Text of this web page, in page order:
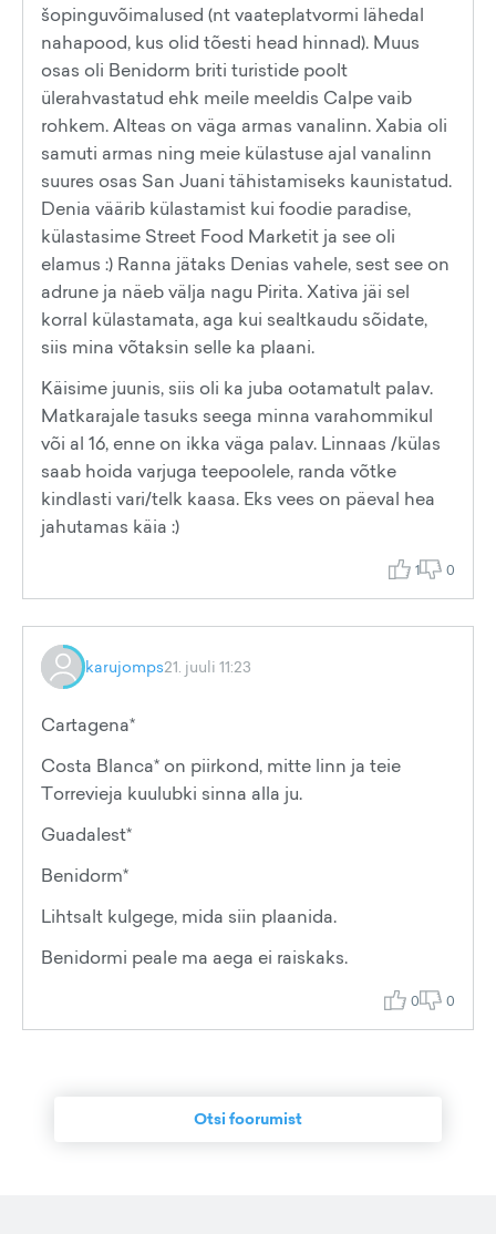
šopinguvõimalused (nt vaateplatvormi lähedal
nahapood, kus olid tõesti head hinnad). Muus
osas oli Benidorm briti turistide poolt
ülerahvastatud ehk meile meeldis Calpe vaib
rohkem. Alteas on väga armas vanalinn. Xabia oli
samuti armas ning meie külastuse ajal vanalinn
suures osas San Juani tähistamiseks kaunistatud.
Denia väärib külastamist kui foodie paradise,
külastasime Street Food Marketit ja see oli
elamus :) Ranna jätaks Denias vahele, sest see on
adrune ja näeb välja nagu Pirita. Xativa jäi sel
korral külastamata, aga kui sealtkaudu sõidate,
siis mina võtaksin selle ka plaani.
Käisime juunis, siis oli ka juba ootamatult palav.
Matkarajale tasuks seega minna varahommikul
või al 16, enne on ikka väga palav. Linnaas /külas
saab hoida varjuga teepoolele, randa võtke
kindlasti vari/telk kaasa. Eks vees on päeval hea
jahutamas käia :)
1 0
karujomps21. juuli 11:23
Cartagena*
Costa Blanca* on piirkond, mitte linn ja teie
Torrevieja kuulubki sinna alla ju.
Guadalest*
Benidorm*
Lihtsalt kulgege, mida siin plaanida.
Benidormi peale ma aega ei raiskaks.
0 0
Otsi foorumist